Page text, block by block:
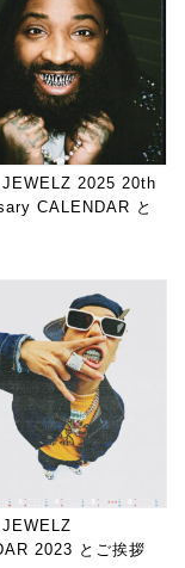
2025 20th
CALENDAR と
2023 とご挨拶